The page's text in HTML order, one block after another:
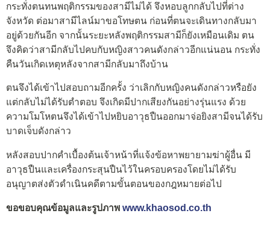
กระทั่งตนทนพฤติกรรมของสามีไม่ได้ จึงหอบลูกกลับไปที่ต่าง
จังหวัด ต่อมาสามีไลน์มาขอโทษตน ก่อนที่ตนจะเดินทางกลับมา
อยู่ด้วยกันอีก จากนั้นระยะหลังพฤติกรรมสามีก็ยังเหมือนเดิม ตน
จึงคิดว่าสามีกลับไปคบกับหญิงสาวคนดังกล่าวอีกแน่นอน กระทั่ง
คืนวันเกิดเหตุหลังจากสามีกลับมาถึงบ้าน
ตนจึงได้เข้าไปสอบถามอีกครั้ง ว่าเลิกกับหญิงคนดังกล่าวหรือยัง
แต่กลับไม่ได้รับตำตอบ จึงเกิดมีปากเสียงกันอย่างรุ่นแรง ด้วย
ความโมโหตนจึงได้เข้าไปหยิบอาวุธปืนออกมาจ่อยิงสามีจนได้รับ
บาดเจ็บดังกล่าว
หลังสอบปากคำเบื้องต้นเจ้าหน้าที่แจ้งข้อหาพยายามฆ่าผู้อื่น มี
อาวุธปืนและเครื่องกระสุนปืนไว้ในครอบครองโดยไม่ได้รับ
อนุญาตส่งตัวดำเนินคดีตามขั้นตอนของกฎหมายต่อไป
ขอขอบคุณข้อมูลและรูปภาพ www.khaosod.co.th